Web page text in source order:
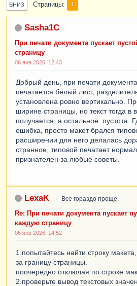
ВНИЗ Страницы 1
Sasha1C
При печати документа пускает
страницу
06 янв 2026, 12:43
Добрый день, при печати
печатается белый лист,
установлена ровно вертикально.
ширине страницы, но текст тогда в
получается, а остальное пустота.
ошибка, просто макет брался
расширении для него делалась
странное, типовой печатает
признателен за любые советы.
LexaK Все гораздо проще.
Re: При печати документа пускает
каждую страницу
06 янв 2026, 14:52
1.попытайтесь найти строку
за границу страницы.
поочередно отключая по строке
2.проверьте вывод текстовых